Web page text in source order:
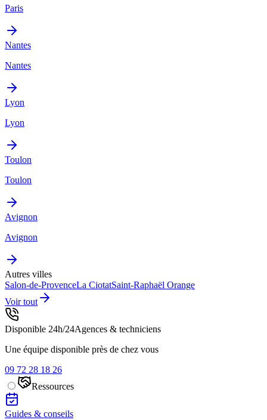
Paris
Nantes
Nantes
Lyon
Lyon
Toulon
Toulon
Avignon
Avignon
Autres villes
Salon-de-ProvenceLa CiotatSaint-Raphaël Orange
Voir tout
Disponible 24h/24Agences & techniciens
Une équipe disponible près de chez vous
09 72 28 18 26
Ressources
Guides & conseils